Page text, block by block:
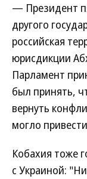
— Президент
другого
российская
юрисдикции
Парламент
был принять,
вернуть
могло
Кобахия тоже
с Украиной: